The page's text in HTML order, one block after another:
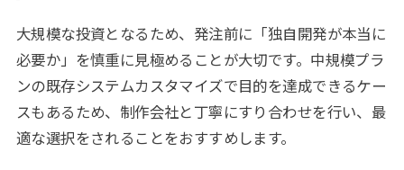
大規模な投資となるため、発注前に「独自開発が本当に
必要か」を慎重に見極めることが大切です。中規模プラ
ンの既存システムカスタマイズで目的を達成できるケー
スもあるため、制作会社と丁寧にすり合わせを行い、最
適な選択をされることをおすすめします。